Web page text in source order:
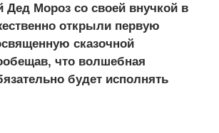
Дед Мороз со своей внучкой в
открыли первую
сказочной
что волшебная
будет исполнять